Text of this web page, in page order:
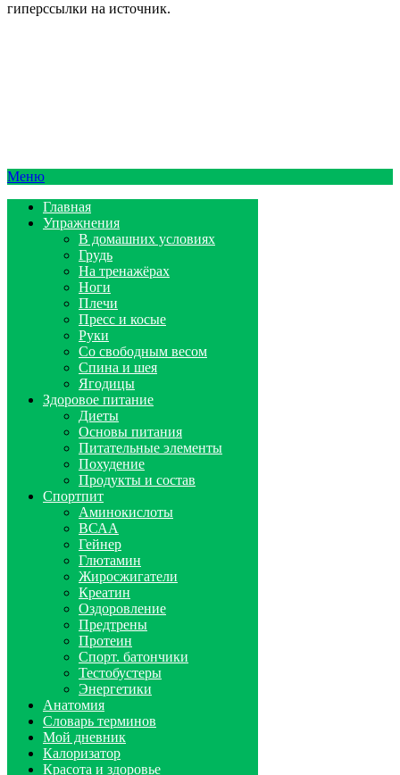
гиперссылки на источник.
Меню
Главная
Упражнения
В домашних условиях
Грудь
На тренажёрах
Ноги
Плечи
Пресс и косые
Руки
Со свободным весом
Спина и шея
Ягодицы
Здоровое питание
Диеты
Основы питания
Питательные элементы
Похудение
Продукты и состав
Спортпит
Аминокислоты
ВСАА
Гейнер
Глютамин
Жиросжигатели
Креатин
Оздоровление
Предтрены
Протеин
Спорт. батончики
Тестобустеры
Энергетики
Анатомия
Словарь терминов
Мой дневник
Калоризатор
Красота и здоровье